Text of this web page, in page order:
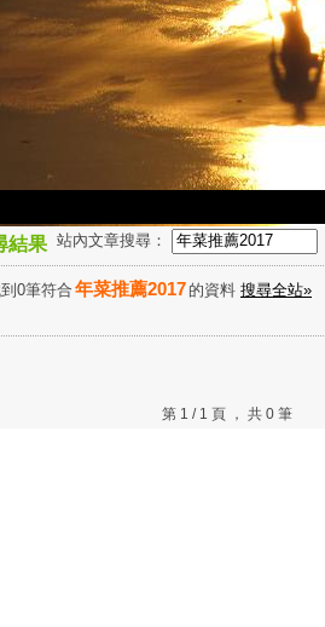
結果 站內文章搜尋：
0筆符合年菜推薦2017 的資料 搜尋全站»
第 1 / 1 頁 ， 共 0 筆